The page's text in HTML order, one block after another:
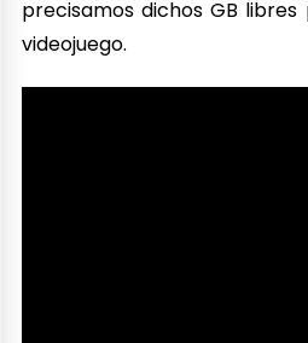
precisamos dichos GB
videojuego.